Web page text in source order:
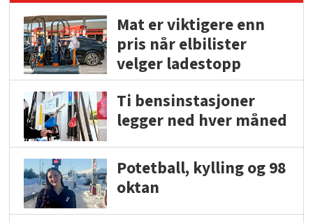
Mat er viktigere enn
pris når elbilister
velger ladestopp
Ti bensinstasjoner
legger ned hver måned
Potetball, kylling og 98
oktan